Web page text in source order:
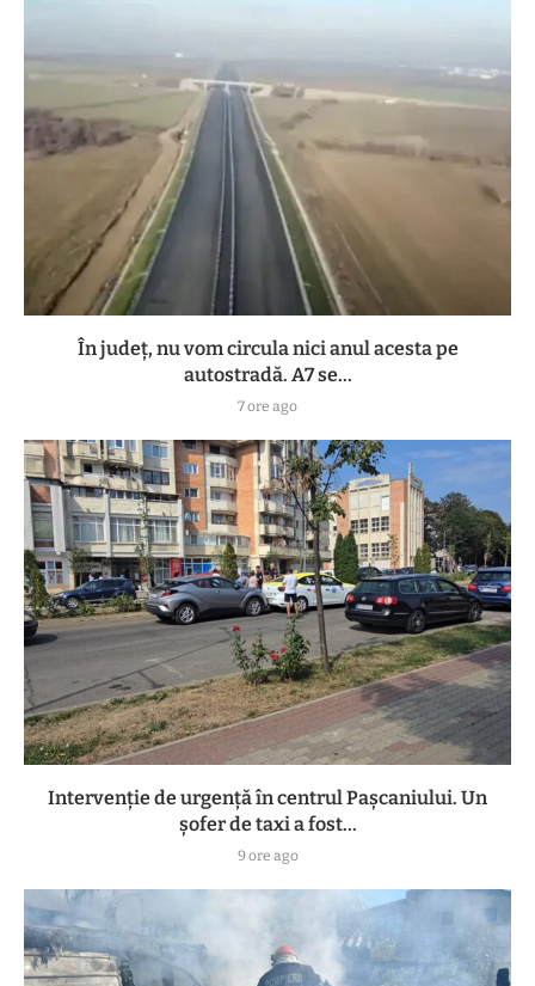
În județ, nu vom circula nici anul acesta pe
autostradă. A7 se...
7 ore ago
Intervenție de urgență în centrul Pașcaniului. Un
șofer de taxi a fost...
9 ore ago